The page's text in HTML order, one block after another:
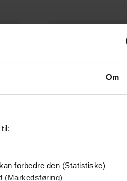
Om
forbedre den (Statistiske)
(Markedsføring)